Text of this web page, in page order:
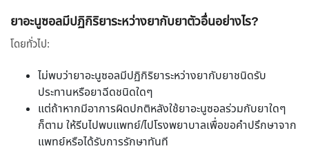
ยาอะนูซอลมีปฏิกิริยาระหว่างยากับยาตัวอื่นอย่างไร?
โดยทั่วไป:
ไม่พบว่ายาอะนูซอลมีปฏิกิริยาระหว่างยากับยาชนิดรับ
ประทานหรือยาฉีดชนิดใดๆ
แต่ถ้าหากมีอาการผิดปกติหลังใช้ยาอะนูซอลร่วมกับยาใดๆ
ก็ตาม ให้รีบไปพบแพทย์/ไปโรงพยาบาลเพื่อขอคำปรึกษาจาก
แพทย์หรือได้รับการรักษาทันที